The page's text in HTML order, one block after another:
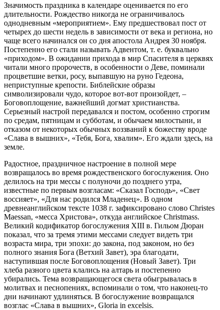
Значимость праздника в календаре оценивается по его
длительности. Рождество никогда не ограничивалось
однодневным «мероприятием». Ему предшествовал пост от
четырех до шести недель в зависимости от века и региона, но
чаще всего начинался он со дня апостола Андрея 30 ноября.
Постепенно его стали называть Адвентом, т. е. буквально
«приходом». В ожидании прихода в мир Спасителя в церквях
читали много пророчеств, в особенности о Деве, поминали
процветшие ветки, росу, выпавшую на руно Гедеона,
неприступные крепости. Библейские образы
символизировали чудо, которое вот-вот произойдет, –
Боговоплощение, важнейший догмат христианства.
Серьезный настрой передавался и постом, особенно строгим
по средам, пятницам и субботам, и обычаем милостыни, и
отказом от некоторых обычных воззваний к божеству вроде
«Слава в вышних», «Тебя, Бога, хвалим». Его ждали здесь, на
земле.
Радостное, праздничное настроение в полной мере
возвращалось во время рождественского богослужения. Оно
делилось на три мессы с полуночи до позднего утра,
известные по первым возгласам: «Сказал Господь», «Свет
воссияет», «Для нас родился Младенец». В одном
древнеанглийском тексте 1038 г. зафиксировано слово Christes
Maessan, «месса Христова», откуда английское Christmass.
Великий кодификатор богослужения XIII в. Гильом Дюран
показал, что за тремя этими мессами следует видеть три
возраста мира, три эпохи: до закона, под законом, но без
полного знания Бога (Ветхий Завет), эра благодати,
наступившая после Боговоплощения (Новый Завет). Три
хлеба разного цвета клались на алтарь и постепенно
убирались. Тема возвращающегося света обыгрывалась в
молитвах и песнопениях, вспоминали о том, что наконец-то
дни начинают удлиняться. В богослужение возвращался
возглас «Слава в вышних», Gloria in excelsis.